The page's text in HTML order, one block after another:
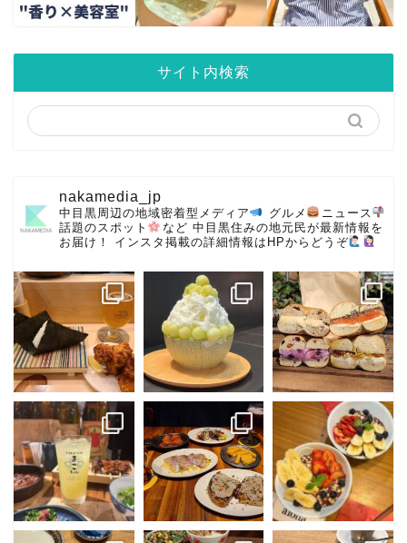
サイト内検索
nakamedia_jp
中目黒周辺の地域密着型メディア グルメ
ニュース
話題のスポット
など 中目黒住みの地元民が最新情報を
お届け！
インスタ掲載の詳細情報はHPからどうぞ